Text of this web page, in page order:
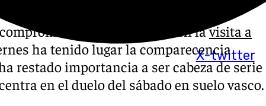
X-twitter
de la temporada en lavisita a
ha tenido lugar la comparecencia
restado importancia a ser cabeza de serie
centra en el duelo del sábado en suelo vasco.